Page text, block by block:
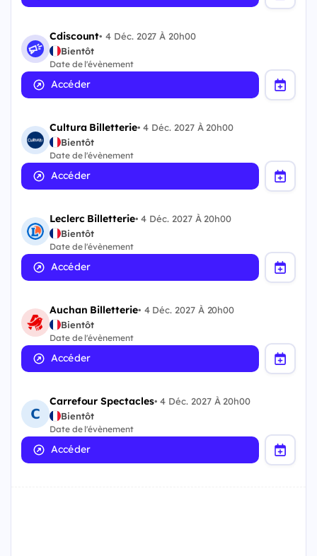
Cdiscount•4 Déc. 2027 À 20h00
Bientôt
Date de l'évènement
Accéder
Cultura Billetterie•4 Déc. 2027 À 20h00
Bientôt
Date de l'évènement
Accéder
Leclerc Billetterie•4 Déc. 2027 À 20h00
Bientôt
Date de l'évènement
Accéder
Auchan Billetterie• 4 Déc. 2027 À 20h00
Bientôt
Date de l'évènement
Accéder
Carrefour Spectacles•4 Déc. 2027 À 20h00
Bientôt
Date de l'évènement
Accéder